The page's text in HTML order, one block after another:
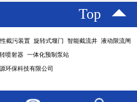
Top
截污装置 旋转式堰门 智能截流井 液动限流闸
喷射器 一体化预制泵站
环保科技有限公司